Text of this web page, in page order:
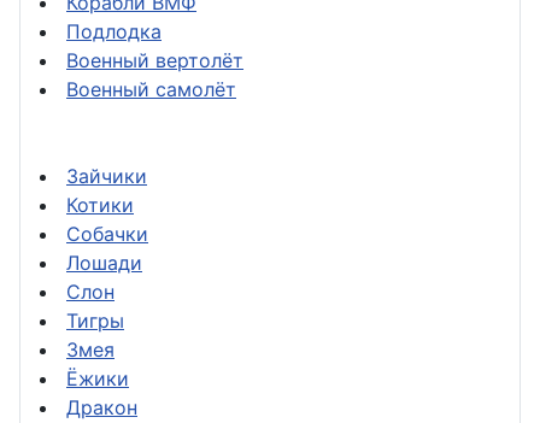
Подлодка
Военный вертолёт
Военный самолёт
Зайчики
Котики
Собачки
Лошади
Слон
Тигры
Змея
Ёжики
Дракон